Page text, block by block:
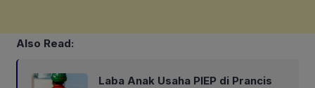
Also Read:
Laba Anak Usaha PIEP di Prancis